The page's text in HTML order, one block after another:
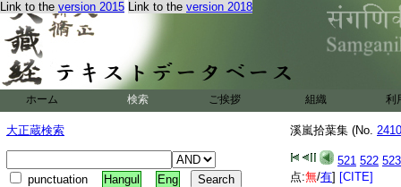
Link to the version 2015 Link to the version 2018
ホーム 検索 ご挨拶 組織 利
大正蔵検索
punctuation Hangul Eng
溪嵐拾葉集 (No.
521 522 523
点:無/有] [CITE]